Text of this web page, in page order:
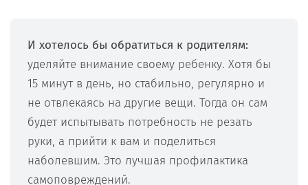
И хотелось бы обратиться к родителям:
уделяйте внимание своему ребенку. Хотя бы
15 минут в день, но стабильно, регулярно и
не отвлекаясь на другие вещи. Тогда он сам
будет испытывать потребность не резать
руки, а прийти к вам и поделиться
наболевшим. Это лучшая профилактика
самоповреждений.